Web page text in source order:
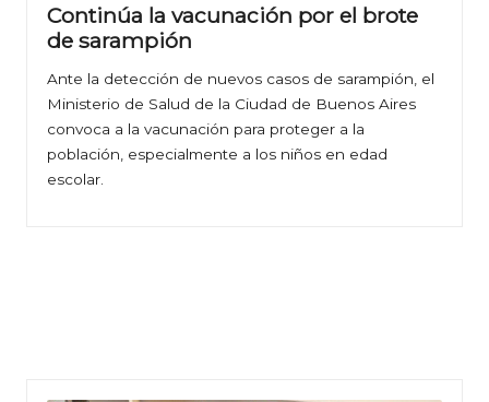
Continúa la vacunación por el brote
de sarampión
Ante la detección de nuevos casos de sarampión, el
Ministerio de Salud de la Ciudad de Buenos Aires
convoca a la vacunación para proteger a la
población, especialmente a los niños en edad
escolar.